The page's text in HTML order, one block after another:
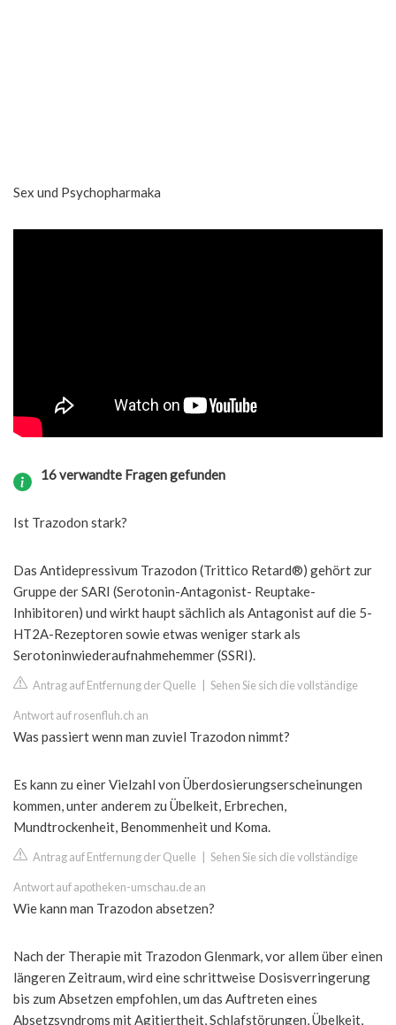
Sex und Psychopharmaka
16 verwandte Fragen gefunden
Ist Trazodon stark?
Das Antidepressivum Trazodon (Trittico Retard®) gehört zur
Gruppe der SARI (Serotonin-Antagonist- Reuptake-
Inhibitoren) und wirkt haupt sächlich als Antagonist auf die 5-
HT2A-Rezeptoren sowie etwas weniger stark als
Serotoninwiederaufnahmehemmer (SSRI).
Antrag auf Entfernung der Quelle Sehen Sie sich die vollständige
Antwort auf rosenfluh.ch an
Was passiert wenn man zuviel Trazodon nimmt?
Es kann zu einer Vielzahl von Überdosierungserscheinungen
kommen, unter anderem zu Übelkeit, Erbrechen,
Mundtrockenheit, Benommenheit und Koma.
Antrag auf Entfernung der Quelle Sehen Sie sich die vollständige
Antwort auf apotheken-umschau.de an
Wie kann man Trazodon absetzen?
Nach der Therapie mit Trazodon Glenmark, vor allem über einen
längeren Zeitraum, wird eine schrittweise Dosisverringerung
bis zum Absetzen empfohlen, um das Auftreten eines
Absetzsyndroms mit Agitiertheit, Schlafstörungen, Übelkeit,